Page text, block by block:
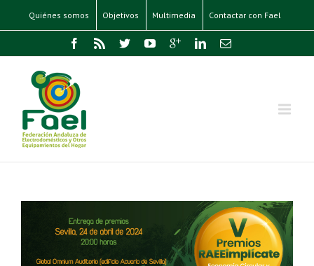
Quiénes somos Objetivos Multimedia Contactar con Fael